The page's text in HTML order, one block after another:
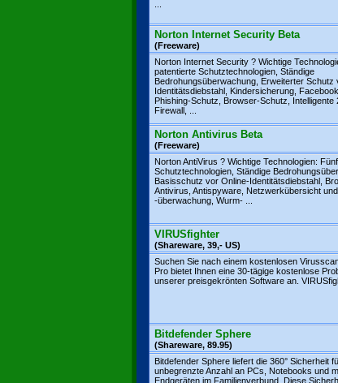
Norton Internet Security Beta
(Freeware)
Norton Internet Security ? Wichtige
patentierte Schutztechnologien, Ständige
Bedrohungsüberwachung, Erweiterter Schutz
Identitätsdiebstahl, Kindersicherung,
Phishing-Schutz, Browser-Schutz, Intelligente
Firewall, ...
Norton Antivirus Beta
(Freeware)
Norton AntiVirus ? Wichtige Technologien:
Schutztechnologien, Ständige
Basisschutz vor Online-Identitätsdiebstahl,
Antivirus, Antispyware, Netzwerkübersicht und
-überwachung, Wurm- ...
VIRUSfighter
(Shareware, 39,- US)
Suchen Sie nach einem kostenlosen
Pro bietet Ihnen eine 30-tägige kostenlose
unserer preisgekrönten Software an.
Bitdefender Sphere
(Shareware, 89.95)
Bitdefender Sphere liefert die 360° Sicherheit
unbegrenzte Anzahl an PCs, Notebooks und
Endgeräten im Familienverbund. Diese